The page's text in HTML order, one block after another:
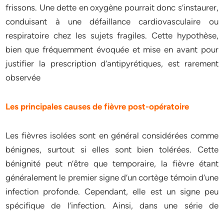
frissons. Une dette en oxygène pourrait donc s’instaurer,
conduisant à une défaillance cardiovasculaire ou
respiratoire chez les sujets fragiles. Cette hypothèse,
bien que fréquemment évoquée et mise en avant pour
justifier la prescription d’antipyrétiques, est rarement
observée
Les principales causes de fièvre post-opératoire
Les fièvres isolées sont en général considérées comme
bénignes, surtout si elles sont bien tolérées. Cette
bénignité peut n’être que temporaire, la fièvre étant
généralement le premier signe d’un cortège témoin d’une
infection profonde. Cependant, elle est un signe peu
spécifique de l’infection. Ainsi, dans une série de